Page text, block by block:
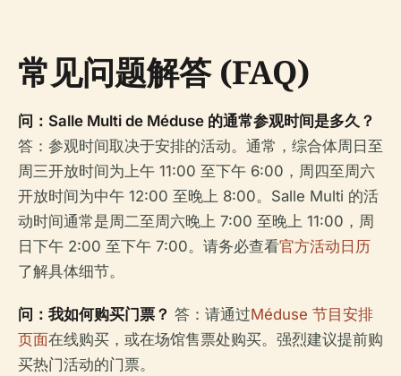
常见问题解答 (FAQ)
问：Salle Multi de Méduse 的通常参观时间是多久？
答：参观时间取决于安排的活动。通常，综合体周日至
周三开放时间为上午 11:00 至下午 6:00，周四至周六
开放时间为中午 12:00 至晚上 8:00。Salle Multi 的活
动时间通常是周二至周六晚上 7:00 至晚上 11:00，周
日下午 2:00 至下午 7:00。请务必查看官方活动日历
了解具体细节。
问：我如何购买门票？ 答：请通过Méduse 节目安排
页面在线购买，或在场馆售票处购买。强烈建议提前购
买热门活动的门票。